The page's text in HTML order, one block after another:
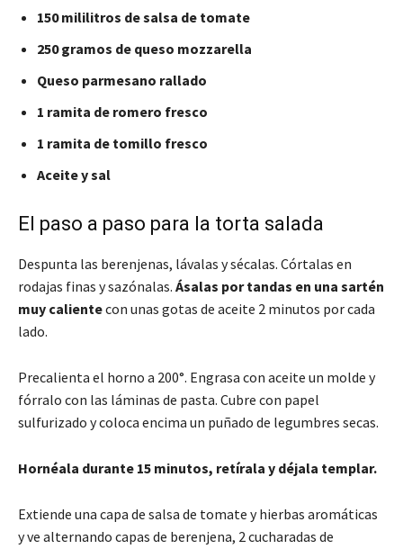
150 mililitros de salsa de tomate
250 gramos de queso mozzarella
Queso parmesano rallado
1 ramita de romero fresco
1 ramita de tomillo fresco
Aceite y sal
El paso a paso para la torta salada
Despunta las berenjenas, lávalas y sécalas. Córtalas en
rodajas finas y sazónalas. Ásalas por tandas en una sartén
muy calientecon unas gotas de aceite 2 minutos por cada
lado.
Precalienta el horno a 200°. Engrasa con aceite un molde y
fórralo con las láminas de pasta. Cubre con papel
sulfurizado y coloca encima un puñado de legumbres secas.
Hornéala durante 15 minutos, retírala y déjala templar.
Extiende una capa de salsa de tomate y hierbas aromáticas
y ve alternando capas de berenjena, 2 cucharadas de